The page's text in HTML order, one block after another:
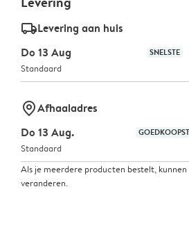
delivery_standard_v2Levering aan huis
Do 13 Aug
SNELSTE
Standaard
marker-pinAfhaaladres
Do 13 Aug.
Standaard
Als je meerdere producten bestelt,
veranderen.